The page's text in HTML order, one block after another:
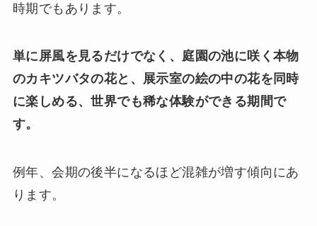
時期でもあります。
単に屏風を見るだけでなく、庭園の池に咲く本物
のカキツバタの花と、展示室の絵の中の花を同時
に楽しめる、世界でも稀な体験ができる期間で
す。
例年、会期の後半になるほど混雑が増す傾向にあ
ります。